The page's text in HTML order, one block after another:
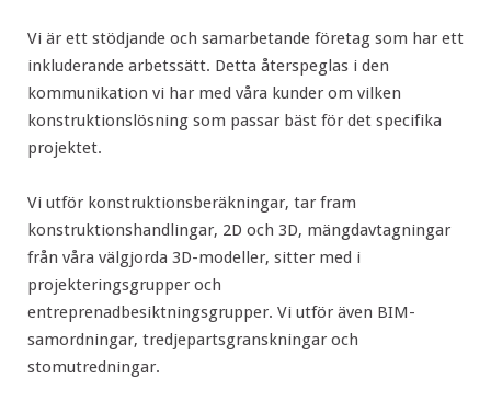
Vi är ett stödjande och samarbetande företag som har ett
inkluderande arbetssätt. Detta återspeglas i den
kommunikation vi har med våra kunder om vilken
konstruktionslösning som passar bäst för det specifika
projektet.
Vi utför konstruktionsberäkningar, tar fram
konstruktionshandlingar, 2D och 3D, mängdavtagningar
från våra välgjorda 3D-modeller, sitter med i
projekteringsgrupper och
entreprenadbesiktningsgrupper. Vi utför även BIM-
samordningar, tredjepartsgranskningar och
stomutredningar.